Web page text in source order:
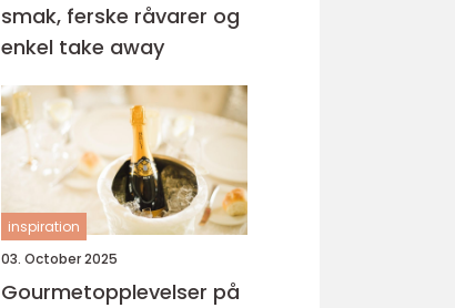
smak, ferske råvarer og
enkel take away
inspiration
03. October 2025
Gourmetopplevelser på